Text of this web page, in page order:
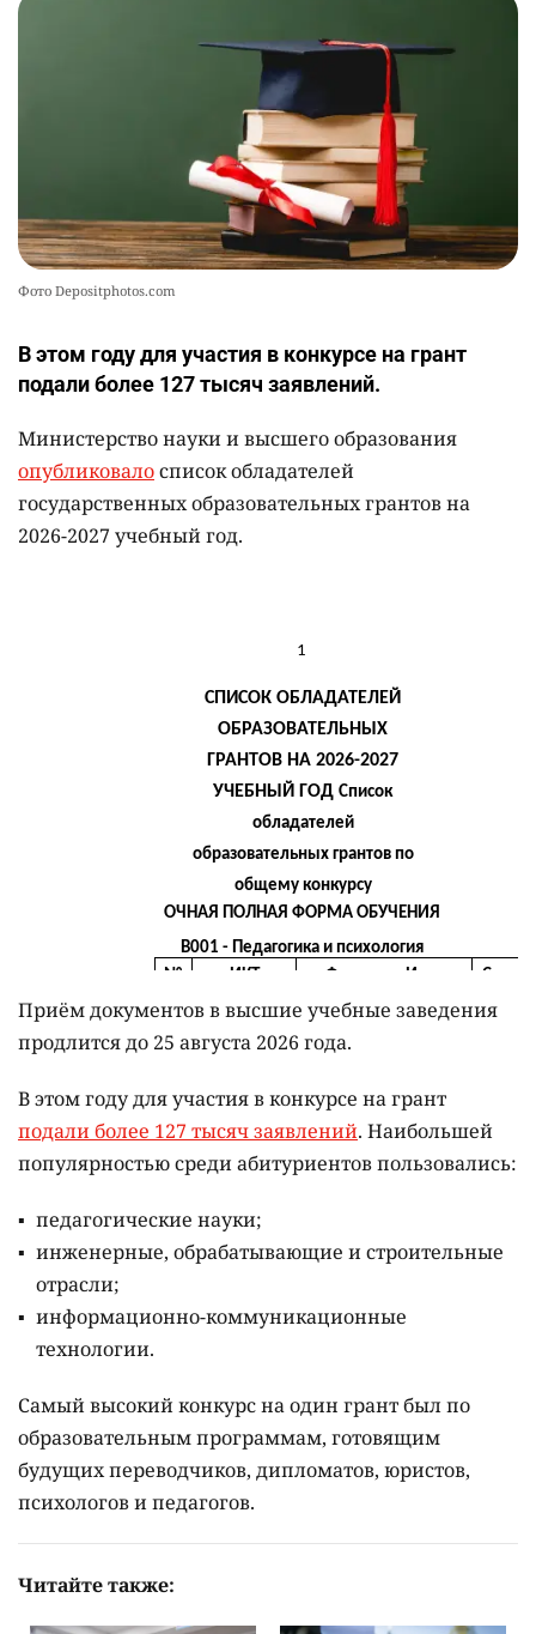
🏇 В Астане наказали мужчину, который ездил
37
Фото Depositphotos.com
В этом году для участия в конкурсе на грант
подали более 127 тысяч заявлений.
Министерство науки и высшего образования
опубликовалосписок обладателей
государственных образовательных грантов на
2026-2027 учебный год.
Приём документов в высшие учебные заведения
продлится до 25 августа 2026 года.
В этом году для участия в конкурсе на грант
подали более 127 тысяч заявлений. Наибольшей
популярностью среди абитуриентов пользовались:
педагогические науки;
инженерные, обрабатывающие и строительные
отрасли;
информационно-коммуникационные
технологии.
Самый высокий конкурс на один грант был по
образовательным программам, готовящим
будущих переводчиков, дипломатов, юристов,
психологов и педагогов.
Читайте также: